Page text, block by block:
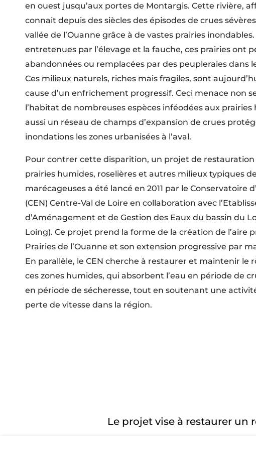
en ouest jusqu’aux portes de Montargis. Cette rivière,
connait depuis des siècles des épisodes de crues
vallée de l’Ouanne grâce à de vastes prairies
entretenues par l’élevage et la fauche, ces prairies ont
abandonnées ou remplacées par des peupleraies dans
Ces milieux naturels, riches mais fragiles, sont
cause d’un enfrichement progressif. Ceci menace non
l’habitat de nombreuses espèces inféodées aux prairies
aussi un réseau de champs d’expansion de crues
inondations les zones urbanisées à l’aval.
Pour contrer cette disparition, un projet de
prairies humides, roselières et autres milieux typiques
marécageuses a été lancé en 2011 par le Conservatoire
(CEN) Centre-Val de Loire en collaboration avec
d’Aménagement et de Gestion des Eaux du bassin du
Loing). Ce projet prend la forme de la création de l’aire
Prairies de l’Ouanne et son extension progressive par
En parallèle, le CEN cherche à restaurer et maintenir le
ces zones humides, qui absorbent l’eau en période de
en période de sécheresse, tout en soutenant une
perte de vitesse dans la région.
Le projet vise à restaurer